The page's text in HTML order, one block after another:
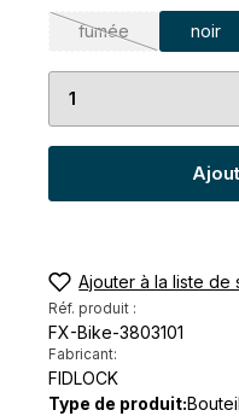
fumée
(Cette option
noir
Quantité de
Ajouter à la liste de
Réf. produit :
FX-Bike-3803101
Fabricant:
FIDLOCK
Type de produit: